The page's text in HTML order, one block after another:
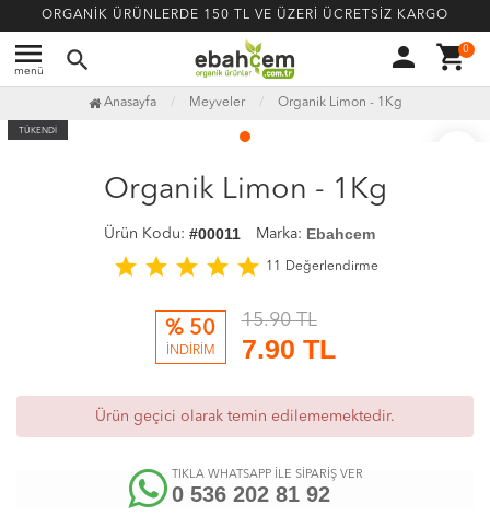
ORGANİK ÜRÜNLERDE 150 TL VE ÜZERİ ÜCRETSİZ KARGO
menu
menü search person shopping_cart0
Anasayfa Meyveler Organik Limon - 1Kg
TÜKENDİ
Organik Limon - 1Kg
Ürün Kodu: #00011 Marka: Ebahcem
star star star star star 11 Değerlendirme
% 50
İNDİRİM
15.90 TL
7.90 TL
Ürün geçici olarak temin edilememektedir.
TIKLA WHATSAPP İLE SİPARİŞ VER
0 536 202 81 92